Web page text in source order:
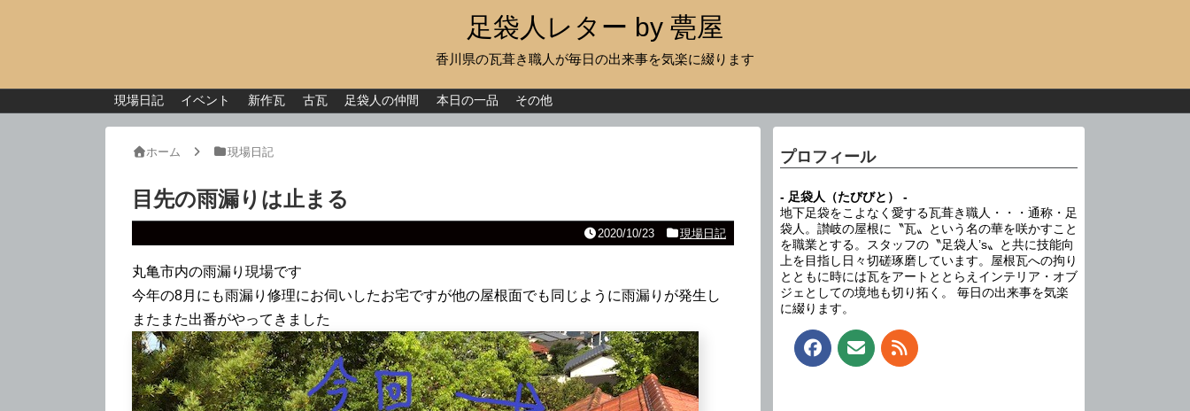
足袋人レター by 甍屋
香川県の瓦葺き職人が毎日の出来事を気楽に綴ります
現場日記 イベント 新作瓦 古瓦 足袋人の仲間 本日の一品 その他
ホーム 現場日記
目先の雨漏りは止まる
2020/10/23 現場日記
丸亀市内の雨漏り現場です
今年の8月にも雨漏り修理にお伺いしたお宅ですが他の屋根面でも同じように雨漏りが発生し
またまた出番がやってきました
プロフィール
- 足袋人（たびびと） -
地下足袋をこよなく愛する瓦葺き職人・・・通称・足
袋人。讃岐の屋根に〝瓦〟という名の華を咲かすこと
を職業とする。スタッフの〝足袋人’s〟と共に技能向
上を目指し日々切磋琢磨しています。屋根瓦への拘り
とともに時には瓦をアートととらえインテリア・オブ
ジェとしての境地も切り拓く。 毎日の出来事を気楽
に綴ります。
現場日記
イベント
本日の一品
その他